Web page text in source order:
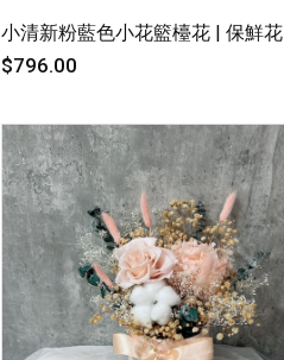
小清新粉藍色小花籃檯花 | 保鮮花
$796.00